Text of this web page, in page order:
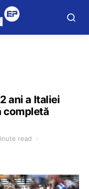
ani a Italiei
completă
read